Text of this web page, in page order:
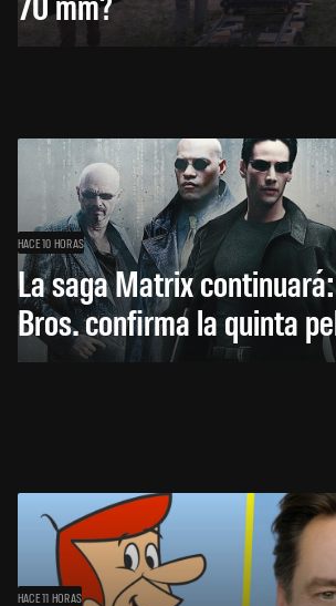
HACE 10 HORAS
La saga Matrix
Bros. confirma la quinta
HACE 11 HORAS